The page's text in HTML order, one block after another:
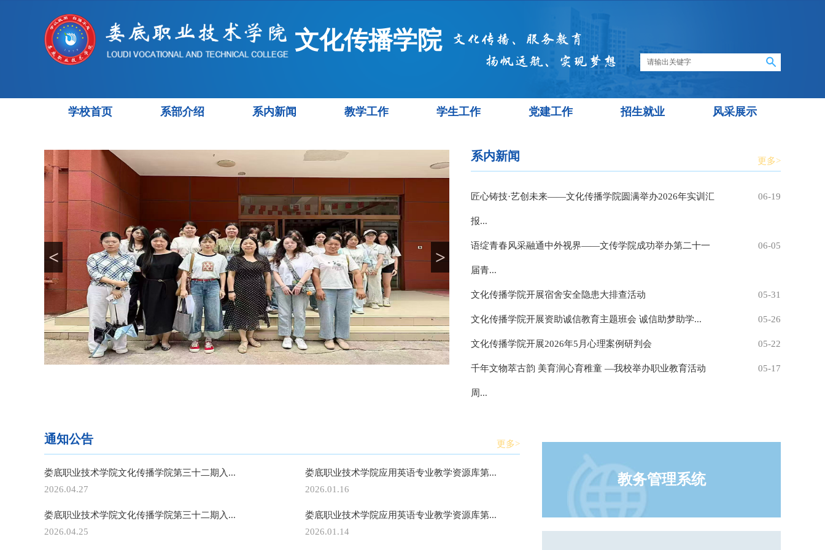
文化传播学院
学校首页 系部介绍 系内新闻 教学工作 学生工作 党建工作 招生就业 风采展示
< >
系内新闻 更多>
匠心铸技·艺创未来——文化传播学院圆满举办2026年实训汇
报...
06-19
语绽青春风采融通中外视界——文传学院成功举办第二十一
届青...
06-05
文化传播学院开展宿舍安全隐患大排查活动 05-31
文化传播学院开展资助诚信教育主题班会 诚信助梦助学... 05-26
文化传播学院开展2026年5月心理案例研判会 05-22
千年文物萃古韵 美育润心育稚童 —我校举办职业教育活动
周...
05-17
通知公告 更多>
娄底职业技术学院文化传播学院第三十二期入...
2026.04.27
娄底职业技术学院文化传播学院第三十二期入...
2026.04.25
娄底职业技术学院应用英语专业教学资源库第...
2026.01.16
娄底职业技术学院应用英语专业教学资源库第...
2026.01.14
教务管理系统